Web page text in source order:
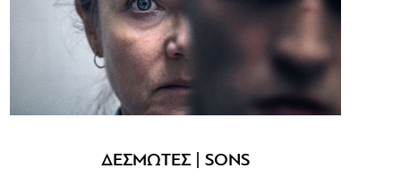
ΔΕΣΜΩΤΕΣ | SONS